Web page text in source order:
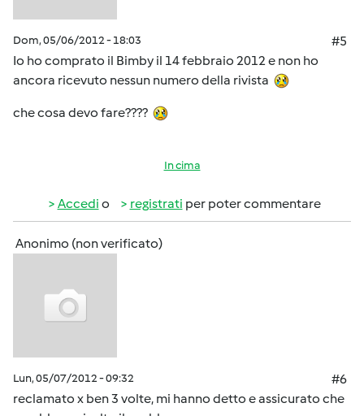
Dom, 05/06/2012 - 18:03
#5
Io ho comprato il Bimby il 14 febbraio 2012 e non ho
ancora ricevuto nessun numero della rivista
che cosa devo fare????
In cima
Accedi o registrati per poter commentare
Anonimo (non verificato)
Lun, 05/07/2012 - 09:32
#6
reclamato x ben 3 volte, mi hanno detto e assicurato che